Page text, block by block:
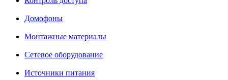
Домофоны
Монтажные материалы
Сетевое оборудование
Источники питания